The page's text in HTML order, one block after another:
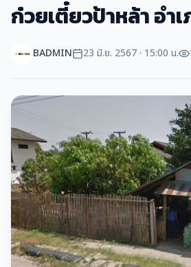
ก๋วยเตี๋ยวป้าหล้า อำ
BADMIN 23 มิ.ย. 2567 · 15:00 น.